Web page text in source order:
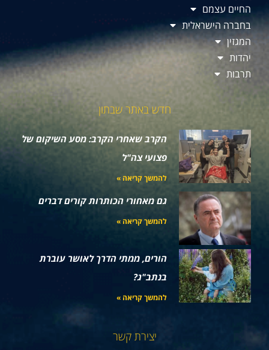
החיים עצמם
בחברה הישראלית
המגזין
יהדות
תרבות
חדש באתר שבתון
הקרב שאחרי הקרב: מסע השיקום של
פצועי צה"ל
להמשך קריאה »
גם מאחורי הכותרות קורים דברים
להמשך קריאה »
הורים, ממתי הדרך לאושר עוברת
בנתב"ג?
להמשך קריאה »
יצירת קשר